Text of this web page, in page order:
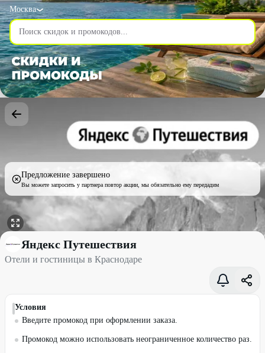
Москва
Предложение завершено
Вы можете запросить у партнера повтор акции, мы обязательно ему передадим
Отели и гостиницы в Краснодаре со скидкой до 25% - Яндекс
Яндекс Путешествия
Отели и гостиницы в Краснодаре
Условия
Введите промокод при оформлении заказа.
Промокод можно использовать неограниченное количество раз.